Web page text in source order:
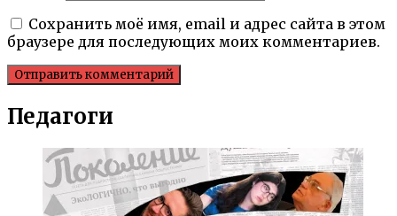
Сохранить моё имя, email и адрес сайта в этом
браузере для последующих моих комментариев.
Педагоги